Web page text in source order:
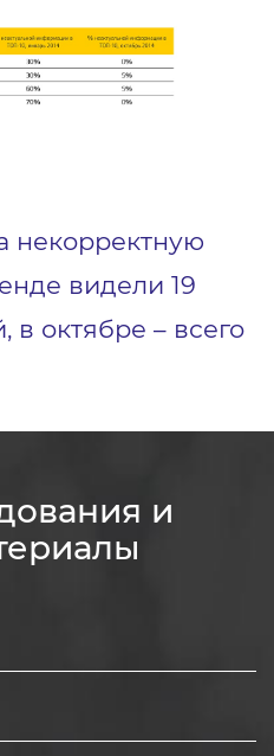
некорректную
видели 19
в октябре – всего
и